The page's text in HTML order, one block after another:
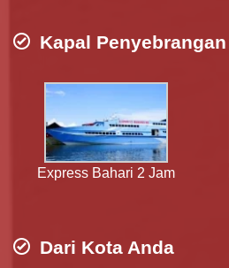
Kapal Penyebrangan
Express Bahari 2 Jam
Dari Kota Anda